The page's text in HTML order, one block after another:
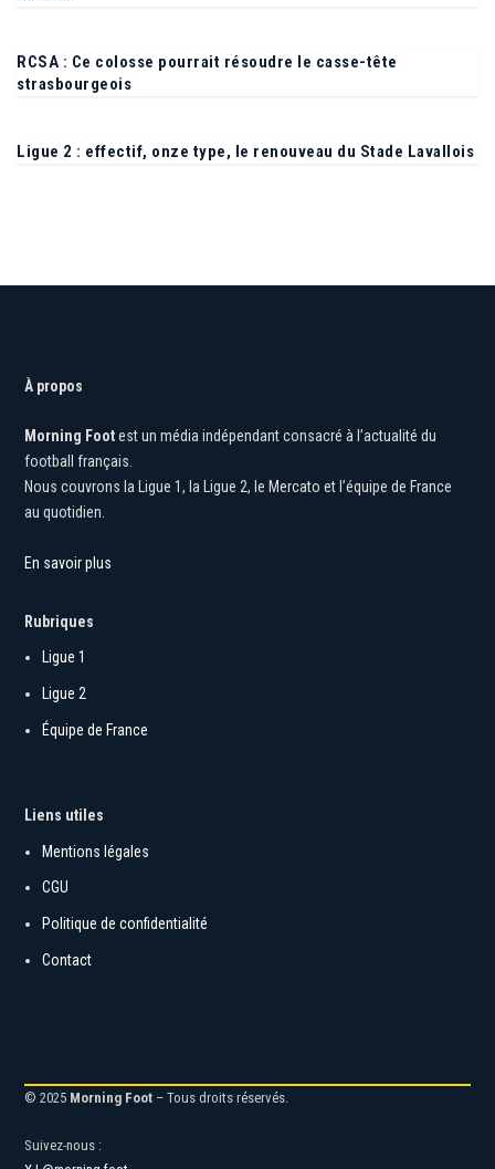
RCSA : Ce colosse pourrait résoudre le casse-tête
strasbourgeois
Ligue 2 : effectif, onze type, le renouveau du Stade Lavallois
À propos
Morning Foot
est un média indépendant consacré à l’actualité du
football français.
Nous couvrons la Ligue 1, la Ligue 2, le Mercato et l’équipe de France
au quotidien.
En savoir plus
Rubriques
Ligue 1
Ligue 2
Équipe de France
Mentions légales
Politique de confidentialité
Morning Foot